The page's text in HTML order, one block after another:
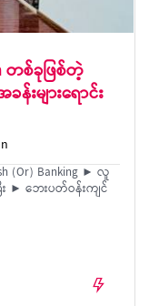
တစ်ခုဖြစ်တဲ့
များရောင်း
(Or) Banking ► လူ
► ဘေးပတ်ဝန်းကျင်